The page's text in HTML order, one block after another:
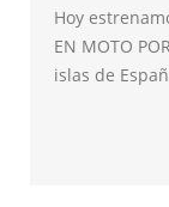
Hoy
EN MOTO
islas de